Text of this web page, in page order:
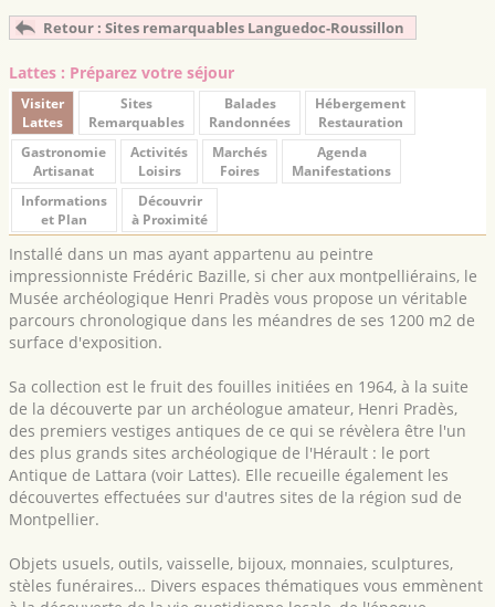
Retour : Sites remarquables Languedoc-Roussillon
Lattes : Préparez votre séjour
Visiter
Lattes
Sites
Remarquables
Balades
Randonnées
Hébergement
Restauration
Gastronomie
Artisanat
Activités
Loisirs
Marchés
Foires
Agenda
Manifestations
Informations
et Plan
Découvrir
à Proximité
Installé dans un mas ayant appartenu au peintre
impressionniste Frédéric Bazille, si cher aux montpelliérains, le
Musée archéologique Henri Pradès vous propose un véritable
parcours chronologique dans les méandres de ses 1200 m2 de
surface d'exposition.
Sa collection est le fruit des fouilles initiées en 1964, à la suite
de la découverte par un archéologue amateur, Henri Pradès,
des premiers vestiges antiques de ce qui se révèlera être l'un
des plus grands sites archéologique de l'Hérault : le port
Antique de Lattara (voir Lattes). Elle recueille également les
découvertes effectuées sur d'autres sites de la région sud de
Montpellier.
Objets usuels, outils, vaisselle, bijoux, monnaies, sculptures,
stèles funéraires… Divers espaces thématiques vous emmènent